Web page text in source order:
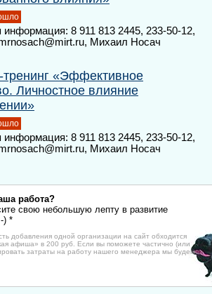
информация: 8 911 813 2445, 233-50-12,
Михаил Носач
«Эффективное
Личностное влияние
информация: 8 911 813 2445, 233-50-12,
Михаил Носач
работа?
свою небольшую лепту в развитие
) *
добавления одной организации на сайт обходится
афиша» в 200 руб. Если вы поможете частично (или
затраты на работу нашего менеджера мы будем